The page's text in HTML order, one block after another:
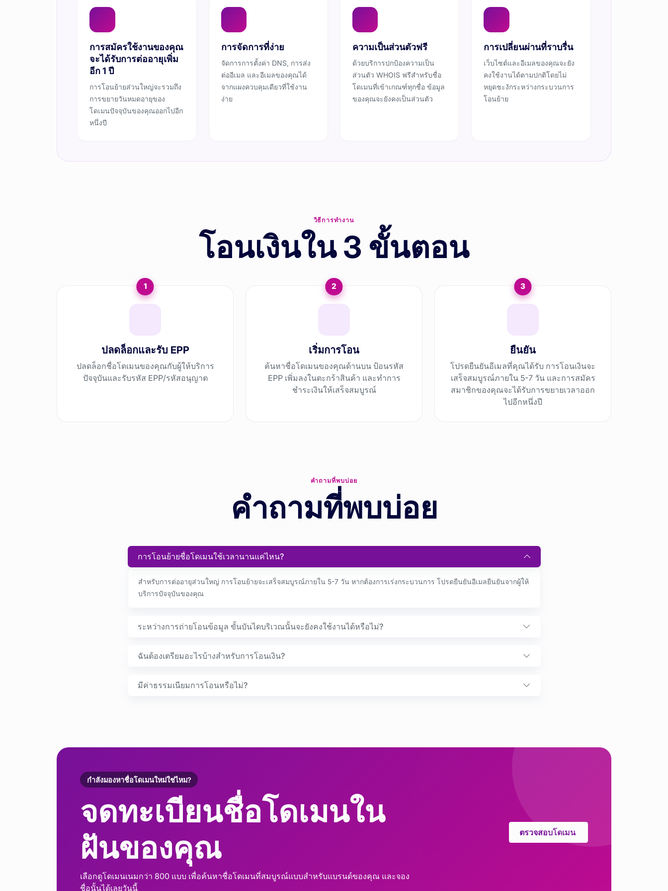
การสมัครใช้งานของคุณ
จะได้รับการต่ออายุเพิ่ม
อีก 1 ปี
การโอนย้ายส่วนใหญ่จะรวมถึง
การขยายวันหมดอายุของ
โดเมนปัจจุบันของคุณออกไปอีก
หนึ่งปี
การจัดการที่ง่าย
จัดการการตั้งค่า DNS, การส่ง
ต่ออีเมล และอีเมลของคุณได้
จากแผงควบคุมเดียวที่ใช้งาน
ง่าย
ความเป็นส่วนตัวฟรี
ด้วยบริการปกป้องความเป็น
ส่วนตัว WHOIS ฟรีสำหรับชื่อ
โดเมนที่เข้าเกณฑ์ทุกชื่อ ข้อมูล
ของคุณจะยังคงเป็นส่วนตัว
การเปลี่ยนผ่านที่ราบรื่น
เว็บไซต์และอีเมลของคุณจะยัง
คงใช้งานได้ตามปกติโดยไม่
หยุดชะงักระหว่างกระบวนการ
โอนย้าย
วิธีการทำงาน
โอนเงินใน 3 ขั้นตอน
1
ปลดล็อกและรับ EPP
ปลดล็อกชื่อโดเมนของคุณกับผู้ให้บริการ
ปัจจุบันและรับรหัส EPP/รหัสอนุญาต
2
เริ่มการโอน
ค้นหาชื่อโดเมนของคุณด้านบน ป้อนรหัส
EPP เพิ่มลงในตะกร้าสินค้า และทำการ
ชำระเงินให้เสร็จสมบูรณ์
3
ยืนยัน
โปรดยืนยันอีเมลที่คุณได้รับ การโอนเงินจะ
เสร็จสมบูรณ์ภายใน 5-7 วัน และการสมัคร
สมาชิกของคุณจะได้รับการขยายเวลาออก
ไปอีกหนึ่งปี
คำถามที่พบบ่อย
คำถามที่พบบ่อย
การโอนย้ายชื่อโดเมนใช้เวลานานแค่ไหน?
สำหรับการต่ออายุส่วนใหญ่ การโอนย้ายจะเสร็จสมบูรณ์ภายใน 5-7 วัน หากต้องการเร่งกระบวนการ โปรดยืนยันอีเมลยืนยันจากผู้ให้
บริการปัจจุบันของคุณ
ระหว่างการถ่ายโอนข้อมูล ขั้นบันไดบริเวณนั้นจะยังคงใช้งานได้หรือไม่?
ฉันต้องเตรียมอะไรบ้างสำหรับการโอนเงิน?
มีค่าธรรมเนียมการโอนหรือไม่?
กำลังมองหาชื่อโดเมนใหม่ใช่ไหม?
จดทะเบียนชื่อโดเมนใน
ฝันของคุณ
เลือกดูโดเมนเนมกว่า 800 แบบ เพื่อค้นหาชื่อโดเมนที่สมบูรณ์แบบสำหรับแบรนด์ของคุณ และจอง
ชื่อนั้นได้เลยวันนี้
ตรวจสอบโดเมน